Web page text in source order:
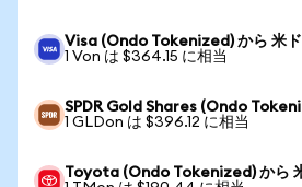
Visa (Ondo Tokenized) から 米
1 Von は $364.15 に相当
SPDR Gold Shares (Ondo
1 GLDon は $396.12 に相当
Toyota (Ondo Tokenized) から